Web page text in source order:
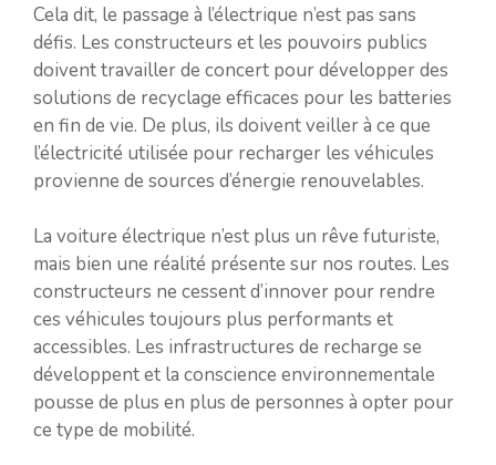
Cela dit, le passage à l’électrique n’est pas sans
défis. Les constructeurs et les pouvoirs publics
doivent travailler de concert pour développer des
solutions de recyclage efficaces pour les batteries
en fin de vie. De plus, ils doivent veiller à ce que
l’électricité utilisée pour recharger les véhicules
provienne de sources d’énergie renouvelables.
La voiture électrique n’est plus un rêve futuriste,
mais bien une réalité présente sur nos routes. Les
constructeurs ne cessent d’innover pour rendre
ces véhicules toujours plus performants et
accessibles. Les infrastructures de recharge se
développent et la conscience environnementale
pousse de plus en plus de personnes à opter pour
ce type de mobilité.